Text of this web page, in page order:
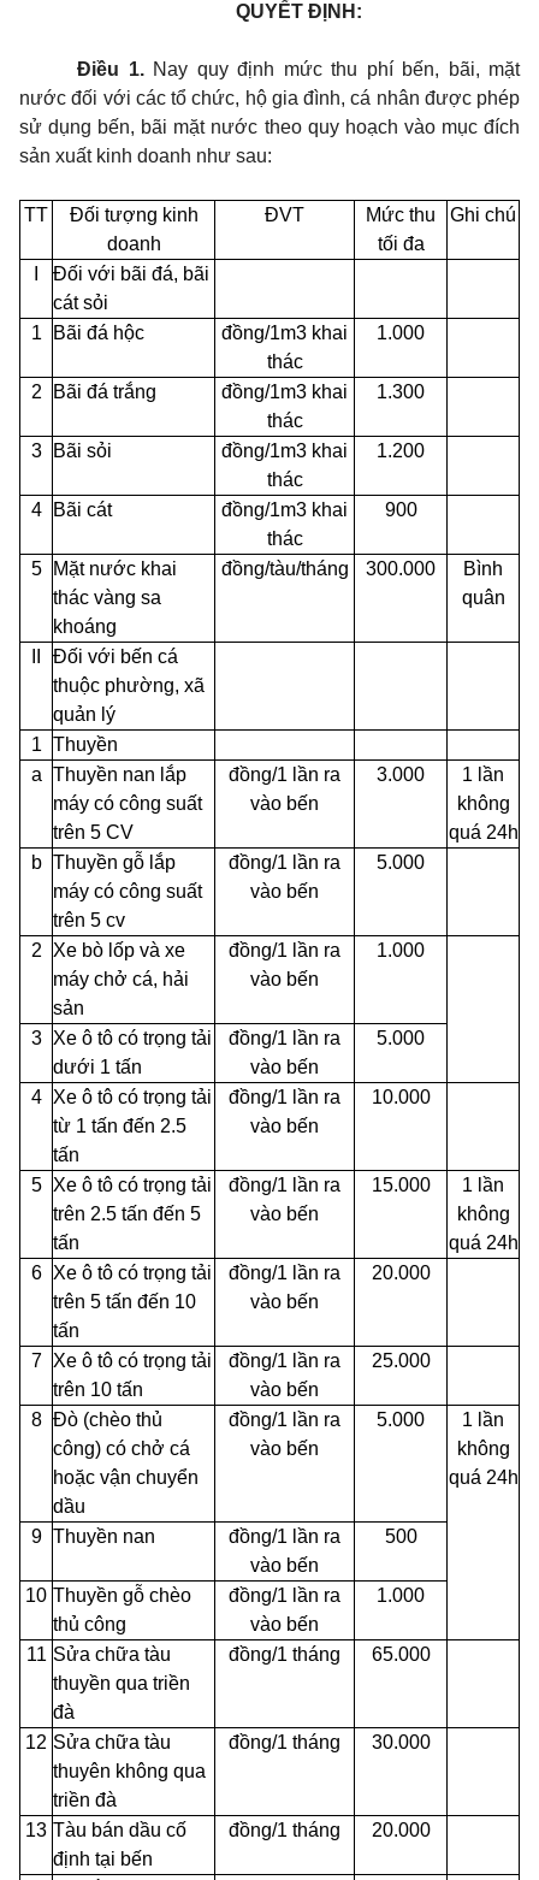
QUYẾT ĐỊNH:
Điều 1. Nay quy định mức thu phí bến, bãi, mặt
nước đối với các tổ chức, hộ gia đình, cá nhân được phép
sử dụng bến, bãi mặt nước theo quy hoạch vào mục đích
sản xuất kinh doanh như sau:
TT
Đối tượng kinh
doanh
ĐVT
Mức thu
tối đa
Ghi chú
Đối với bãi đá, bãi
cát sỏi
1
Bãi đá hộc
đồng/1m3 khai
thác
1.000
2 Bãi đá trắng
đồng/1m3 khai
thác
1.300
3 Bãi sỏi
đồng/1m3 khai
thác
1.200
4 Bãi cát
đồng/1m3 khai
thác
900
5
Mặt nước khai
thác vàng sa
khoáng
đồng/tàu/tháng 300.000
Bình
quân
Đối với bến cá
thuộc phường, xã
quản lý
1 Thuyền
a Thuyền nan lắp
máy có công suất
trên 5 CV
đồng/1 lần ra
vào bến
3.000
1 lần
không
quá 24h
b Thuyền gỗ lắp
máy có công suất
trên 5 cv
đồng/1 lần ra
vào bến
5.000
2
Xe bò lốp và xe
máy chở cá, hải
sản
đồng/1 lần ra
vào bến
1.000
3
Xe ô tô có trọng tải
dưới 1 tấn
đồng/1 lần ra
vào bến
5.000
4
Xe ô tô có trọng tải
từ 1 tấn đến 2.5
tấn
đồng/1 lần ra
vào bến
10.000
5
Xe ô tô có trọng tải
trên 2.5 tấn đến 5
tấn
đồng/1 lần ra
vào bến
15.000
1 lần
không
quá 24h
6
Xe ô tô có trọng tải
trên 5 tấn đến 10
tấn
đồng/1 lần ra
vào bến
20.000
7
Xe ô tô có trọng tải
trên 10 tấn
đồng/1 lần ra
vào bến
25.000
8 Đò (chèo thủ
công) có chở cá
hoặc vận chuyển
dầu
đồng/1 lần ra
vào bến
5.000
1 lần
không
quá 24h
9 Thuyền nan
đồng/1 lần ra
vào bến
500
10 Thuyền gỗ chèo
thủ công
đồng/1 lần ra
vào bến
1.000
11 Sửa chữa tàu
thuyền qua triền
đà
đồng/1 tháng 65.000
12 Sửa chữa tàu
thuyên không qua
triền đà
đồng/1 tháng 30.000
13 Tàu bán dầu cố
định tại bến
đồng/1 tháng 20.000